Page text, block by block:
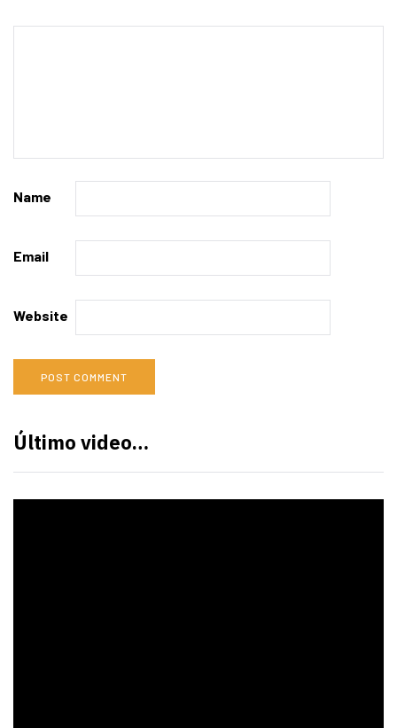
Name
Email
Website
Último video…